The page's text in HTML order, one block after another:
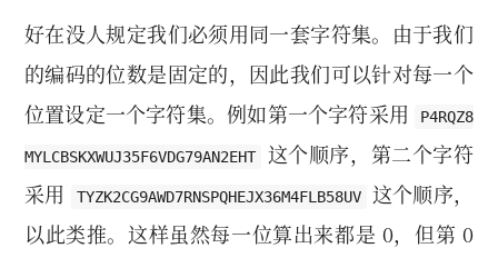
好在没人规定我们必须用同一套字符集。由于我们
的编码的位数是固定的，因此我们可以针对每一个
位置设定一个字符集。例如第一个字符采用
P4RQZ8
MYLCBSKXWUJ35F6VDG79AN2EHT
这个顺序，第二个字符
采用
TYZK2CG9AWD7RNSPQHEJX36M4FLB58UV
这个顺序，
以此类推。这样虽然每一位算出来都是 0，但第 0